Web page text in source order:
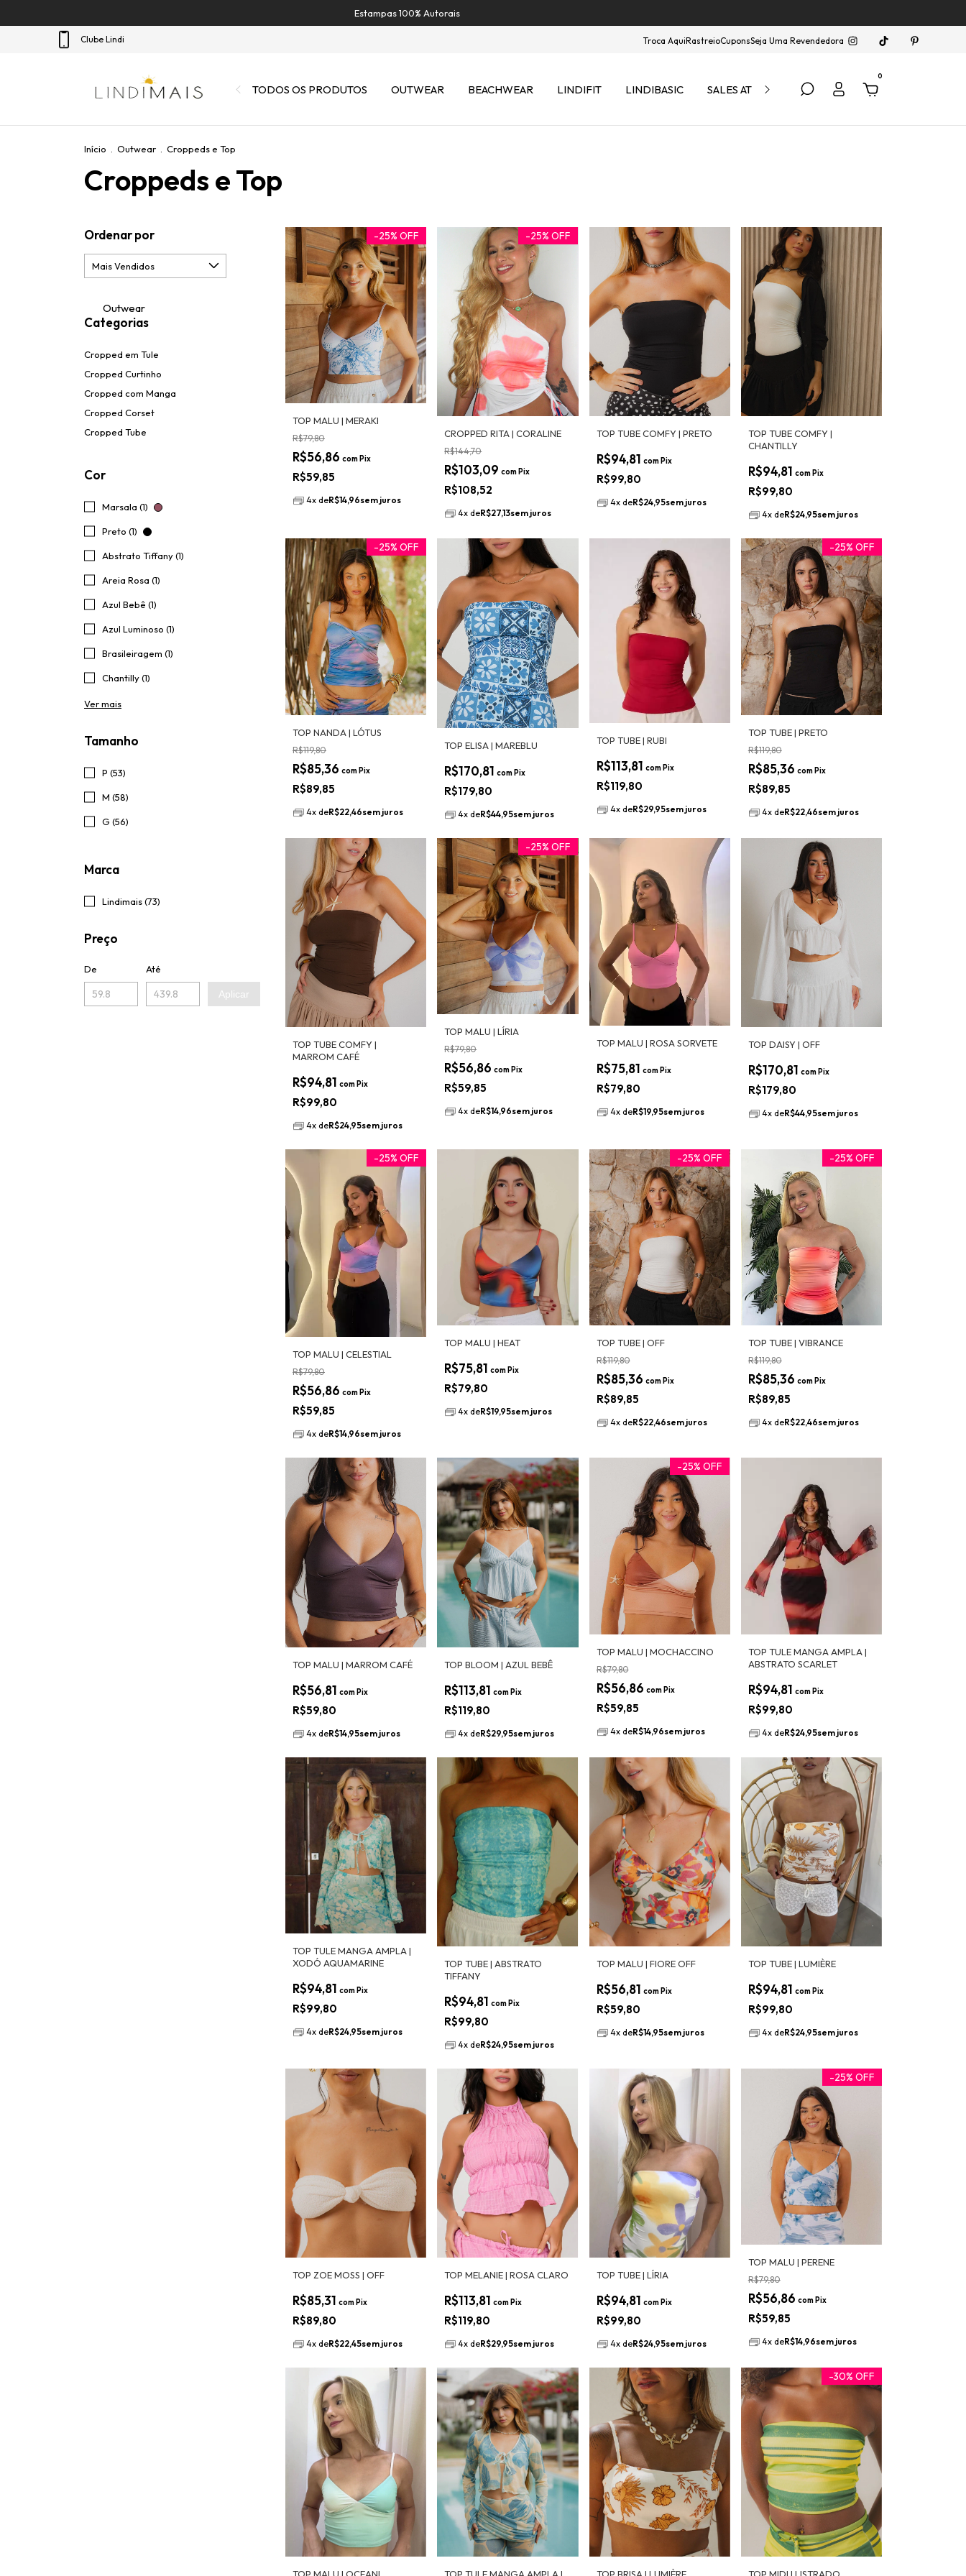
Estampas 100% Autorais
Clube Lindi Troca AquiRastreioCuponsSeja Uma Revendedora
TODOS OS PRODUTOS OUTWEAR BEACHWEAR LINDIFIT LINDIBASIC SALES ATÉ 40% OFF
0
Início Outwear Croppeds e Top
Croppeds e Top
Ordenar por
Outwear
Categorias
Cropped em Tule
Cropped Curtinho
Cropped com Manga
Cropped Corset
Cropped Tube
Cor
Marsala (1)
Preto (1)
Abstrato Tiffany (1)
Areia Rosa (1)
Azul Bebê (1)
Azul Luminoso (1)
Brasileiragem (1)
Chantilly (1)
Ver mais
Tamanho
P (53)
M (58)
G (56)
Marca
Lindimais (73)
Preço
De Até
Aplicar
TOP MALU | MERAKI
R$59,85
-25% OFF
R$79,80
R$56,86 com Pix
4x deR$14,96sem juros
CROPPED RITA | CORALINE
R$108,52
-25% OFF
R$144,70
R$103,09com Pix
4x deR$27,13sem juros
TOP TUBE COMFY | PRETO
R$99,80
R$94,81 com Pix
4x deR$24,95sem juros
TOP TUBE COMFY |
CHANTILLY
R$99,80
R$94,81 com Pix
4x deR$24,95sem juros
TOP NANDA | LÓTUS
R$89,85
-25% OFF
R$119,80
R$85,36 comPix
4x deR$22,46sem juros
TOP ELISA | MAREBLU
R$179,80
R$170,81comPix
4x deR$44,95sem juros
TOP TUBE | RUBI
R$119,80
R$113,81 com Pix
4x deR$29,95sem juros
TOP TUBE | PRETO
R$89,85
-25% OFF
R$119,80
R$85,36 comPix
4x deR$22,46sem juros
TOP TUBE COMFY |
MARROM CAFÉ
R$99,80
R$94,81 comPix
4x deR$24,95sem juros
TOP MALU | LÍRIA
R$59,85
-25% OFF
R$79,80
R$56,86comPix
4x deR$14,96sem juros
TOP MALU | ROSA SORVETE
R$79,80
R$75,81 com Pix
4x deR$19,95sem juros
TOP DAISY | OFF
R$179,80
R$170,81 comPix
4x deR$44,95sem juros
TOP MALU | CELESTIAL
R$59,85
-25% OFF
R$79,80
R$56,86 com Pix
4x deR$14,96sem juros
TOP MALU | HEAT
R$79,80
R$75,81com Pix
4x deR$19,95sem juros
TOP TUBE | OFF
R$89,85
-25%OFF
R$119,80
R$85,36 com Pix
4x deR$22,46sem juros
TOP TUBE | VIBRANCE
R$89,85
-25% OFF
R$119,80
R$85,36 com Pix
4x deR$22,46sem juros
TOP MALU | MARROM CAFÉ
R$59,80
R$56,81 comPix
4x deR$14,95sem juros
TOP BLOOM | AZUL BEBÊ
R$119,80
R$113,81comPix
4x deR$29,95sem juros
TOP MALU | MOCHACCINO
R$59,85
-25%OFF
R$79,80
R$56,86 comPix
4x deR$14,96sem juros
TOP TULE MANGA AMPLA |
ABSTRATO SCARLET
R$99,80
R$94,81 comPix
4x deR$24,95sem juros
TOP TULE MANGA AMPLA |
XODÓ AQUAMARINE
R$99,80
R$94,81 com Pix
4x deR$24,95sem juros
TOP TUBE | ABSTRATO
TIFFANY
R$99,80
R$94,81com Pix
4x deR$24,95sem juros
TOP MALU | FIORE OFF
R$59,80
R$56,81 com Pix
4x deR$14,95sem juros
TOP TUBE | LUMIÈRE
R$99,80
R$94,81 com Pix
4x deR$24,95sem juros
TOP ZOE MOSS | OFF
R$89,80
R$85,31 com Pix
4x deR$22,45sem juros
TOP MELANIE | ROSA CLARO
R$119,80
R$113,81com Pix
4x deR$29,95sem juros
TOP TUBE | LÍRIA
R$99,80
R$94,81 com Pix
4x deR$24,95sem juros
TOP MALU | PERENE
R$59,85
-25% OFF
R$79,80
R$56,86 com Pix
4x deR$14,96sem juros
-30% OFF